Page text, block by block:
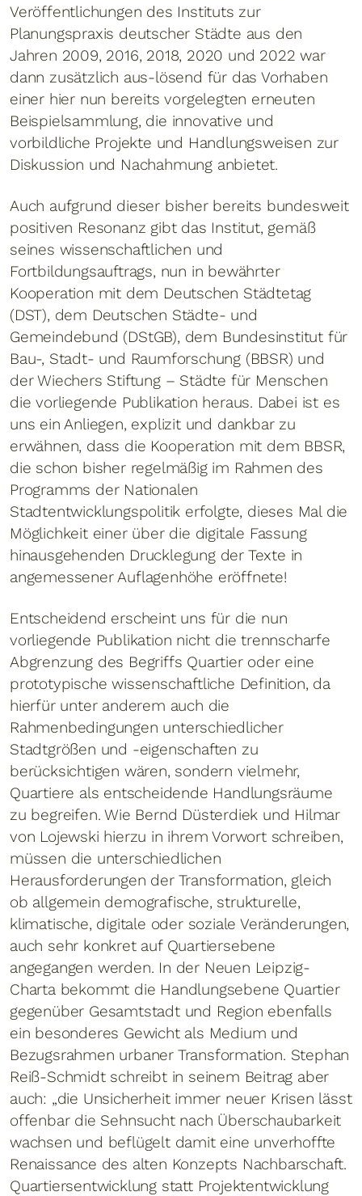
Veröffentlichungen des Instituts zur
Planungspraxis deutscher Städte aus den
Jahren 2009, 2016, 2018, 2020 und 2022 war
dann zusätzlich aus-lösend für das Vorhaben
einer hier nun bereits vorgelegten erneuten
Beispielsammlung, die innovative und
vorbildliche Projekte und Handlungsweisen zur
Diskussion und Nachahmung anbietet.
Auch aufgrund dieser bisher bereits bundesweit
positiven Resonanz gibt das Institut, gemäß
seines wissenschaftlichen und
Fortbildungsauftrags, nun in bewährter
Kooperation mit dem Deutschen Städtetag
(DST), dem Deutschen Städte- und
Gemeindebund (DStGB), dem Bundesinstitut für
Bau-, Stadt- und Raumforschung (BBSR) und
der Wiechers Stiftung – Städte für Menschen
die vorliegende Publikation heraus. Dabei ist es
uns ein Anliegen, explizit und dankbar zu
erwähnen, dass die Kooperation mit dem BBSR,
die schon bisher regelmäßig im Rahmen des
Programms der Nationalen
Stadtentwicklungspolitik erfolgte, dieses Mal die
Möglichkeit einer über die digitale Fassung
hinausgehenden Drucklegung der Texte in
angemessener Auflagenhöhe eröffnete!
Entscheidend erscheint uns für die nun
vorliegende Publikation nicht die trennscharfe
Abgrenzung des Begriffs Quartier oder eine
prototypische wissenschaftliche Definition, da
hierfür unter anderem auch die
Rahmenbedingungen unterschiedlicher
Stadtgrößen und -eigenschaften zu
berücksichtigen wären, sondern vielmehr,
Quartiere als entscheidende Handlungsräume
zu begreifen. Wie Bernd Düsterdiek und Hilmar
von Lojewski hierzu in ihrem Vorwort schreiben,
müssen die unterschiedlichen
Herausforderungen der Transformation, gleich
ob allgemein demografische, strukturelle,
klimatische, digitale oder soziale Veränderungen,
auch sehr konkret auf Quartiersebene
angegangen werden. In der Neuen Leipzig-
Charta bekommt die Handlungsebene Quartier
gegenüber Gesamtstadt und Region ebenfalls
ein besonderes Gewicht als Medium und
Bezugsrahmen urbaner Transformation. Stephan
Reiß-Schmidt schreibt in seinem Beitrag aber
auch: „die Unsicherheit immer neuer Krisen lässt
offenbar die Sehnsucht nach Überschaubarkeit
wachsen und beflügelt damit eine unverhoffte
Renaissance des alten Konzepts Nachbarschaft.
Quartiersentwicklung statt Projektentwicklung